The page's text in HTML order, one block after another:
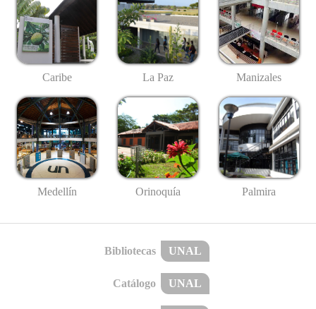
Caribe La Paz Manizales
Medellín Orinoquía Palmira
Bibliotecas UNAL
Catálogo UNAL